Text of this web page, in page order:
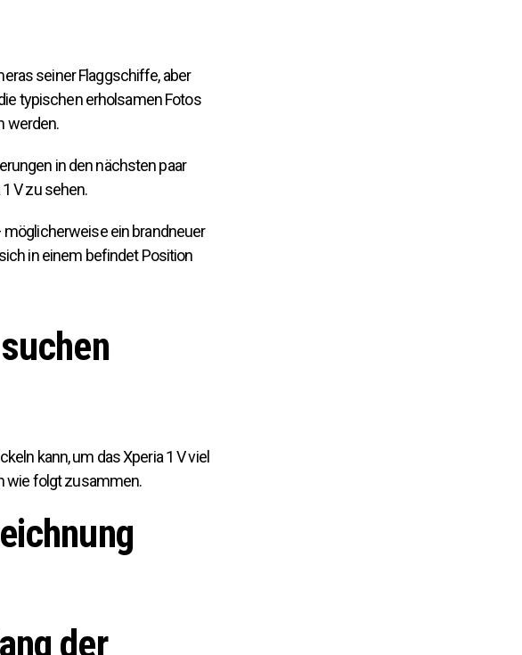
seiner Flaggschiffe, aber
typischen erholsamen Fotos
werden.
in den nächsten paar
V zu sehen.
möglicherweise ein brandneuer
in einem befindet Position
kann, um das Xperia 1 V viel
wie folgt zusammen.
der